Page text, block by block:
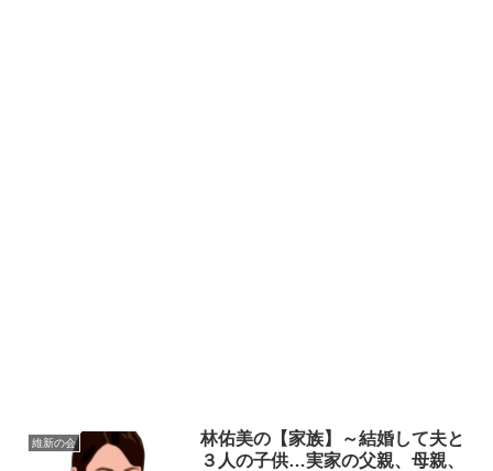
維新の会
林佑美の【家族】～結婚して夫と
３人の子供…実家の父親、母親、